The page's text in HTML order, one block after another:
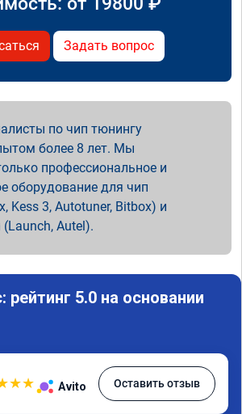
Задать вопрос
по чип тюнингу
более 8 лет. Мы
профессиональное и
оборудование для чип
Kess 3, Autotuner, Bitbox) и
Autel).
5.0 на основании
★★ Avito Оставить отзыв